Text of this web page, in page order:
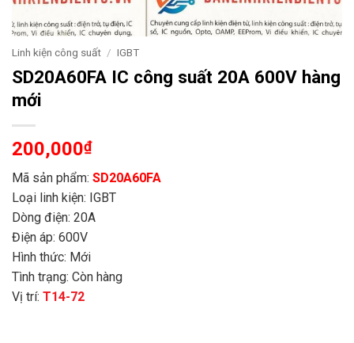
Linh kiện công suất / IGBT
SD20A60FA IC công suất 20A 600V hàng
mới
200,000₫
Mã sản phẩm: SD20A60FA
Loại linh kiện: IGBT
Dòng điện: 20A
Điện áp: 600V
Hình thức: Mới
Tình trạng: Còn hàng
Vị trí: T14-72